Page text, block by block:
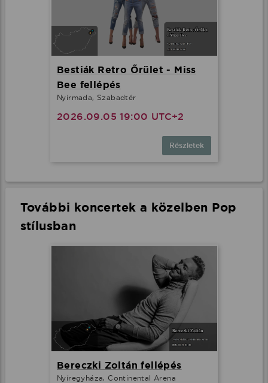
Bestiák Retro Őrület - Miss
Bee fellépés
Nyírmada, Szabadtér
2026.09.05 19:00 UTC+2
Részletek
További koncertek a közelben Pop
stílusban
Bereczki Zoltán fellépés
Nyíregyháza, Continental Arena